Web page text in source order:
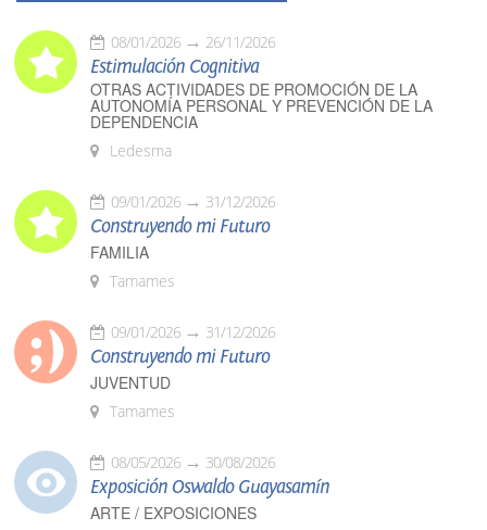
08/01/2026 26/11/2026
Estimulación Cognitiva
OTRAS ACTIVIDADES DE PROMOCIÓN DE LA
AUTONOMÍA PERSONAL Y PREVENCIÓN DE LA
DEPENDENCIA
Ledesma
09/01/2026 31/12/2026
Construyendo mi Futuro
FAMILIA
Tamames
09/01/2026 31/12/2026
Construyendo mi Futuro
JUVENTUD
Tamames
08/05/2026 30/08/2026
Exposición Oswaldo Guayasamín
ARTE / EXPOSICIONES